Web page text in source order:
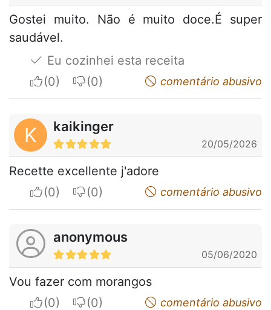
Gostei muito. Não é muito doce.É super
saudável.
Eu cozinhei esta receita
I apreciateI do not appreciatecomentário abusivo
K kaikinger
20/05/2026
Recette excellente j'adore
I apreciateI do not appreciatecomentário abusivo
anonymous
05/06/2020
Vou fazer com morangos
I apreciateI do not appreciatecomentário abusivo